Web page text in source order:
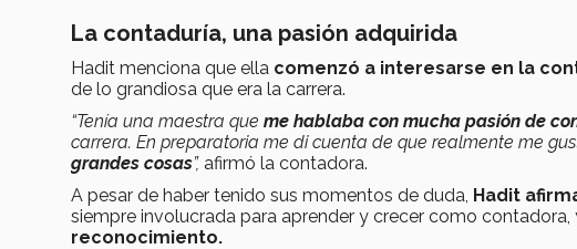
La contaduría, una pasión adquirida
Hadit menciona que ella comenzó a interesarse en la
de lo grandiosa que era la carrera.
“Tenía una maestra que me hablaba con mucha pasión de
carrera. En preparatoria me di cuenta de que realmente me
grandes cosas”, afirmó la contadora.
A pesar de haber tenido sus momentos de duda, Hadit
siempre involucrada para aprender y crecer como
reconocimiento.